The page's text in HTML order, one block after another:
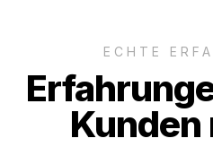
ECHTE
Kunden